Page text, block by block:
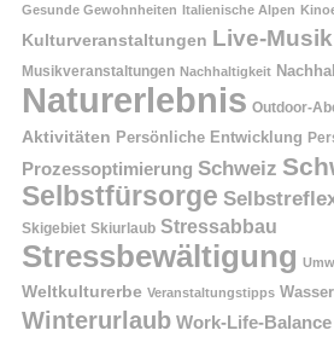
Gesunde Gewohnheiten Italienische Alpen
Kulturveranstaltungen Live-Musik
Musikveranstaltungen Nachhaltigkeit
Naturerlebnis Outdoor-
Aktivitäten Persönliche Entwicklung
Prozessoptimierung Schweiz
Selbstfürsorge
Skigebiet Skiurlaub Stressabbau
Stressbewältigung
Weltkulturerbe Veranstaltungstipps
Winterurlaub Work-Life-Balance